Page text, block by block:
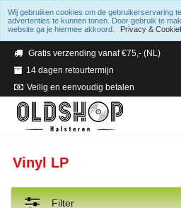
Verzending binnen 2 a 3 werkdagen
Gratis verzending vanaf €75,- (NL)
14 dagen retourtermijn
Veilig en eenvoudig betalen
Vinyl LP
Filter
Wij gebruiken cookies om de gebruikerservaring
advertenties te kunnen tonen. Door gebruik te
website ga je hiermee akkoord.
Privacy &